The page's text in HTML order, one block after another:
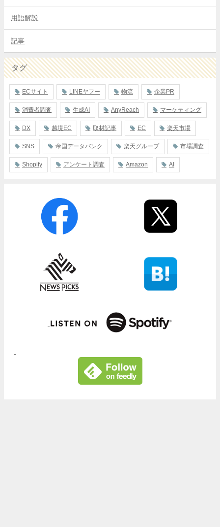
用語解説
記事
タグ
ECサイト LINEヤフー 物流 企業PR
消費者調査 生成AI AnyReach マーケティング
DX 越境EC 取材記事 EC 楽天市場
SNS 帝国データバンク 楽天グループ 市場調査
Shopify アンケート調査 Amazon AI